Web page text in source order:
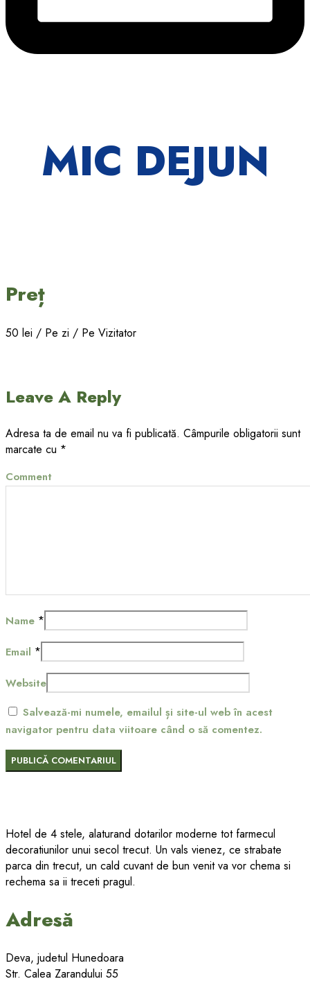
MIC DEJUN
Preț
50 lei / Pe zi / Pe Vizitator
Leave A Reply
Adresa ta de email nu va fi publicată. Câmpurile obligatorii sunt
marcate cu *
Comment
Name *
Email *
Website
Salvează-mi numele, emailul și site-ul web în acest
navigator pentru data viitoare când o să comentez.
Hotel de 4 stele, alaturand dotarilor moderne tot farmecul
decoratiunilor unui secol trecut. Un vals vienez, ce strabate
parca din trecut, un cald cuvant de bun venit va vor chema si
rechema sa ii treceti pragul.
Adresă
Deva, judetul Hunedoara
Str. Calea Zarandului 55